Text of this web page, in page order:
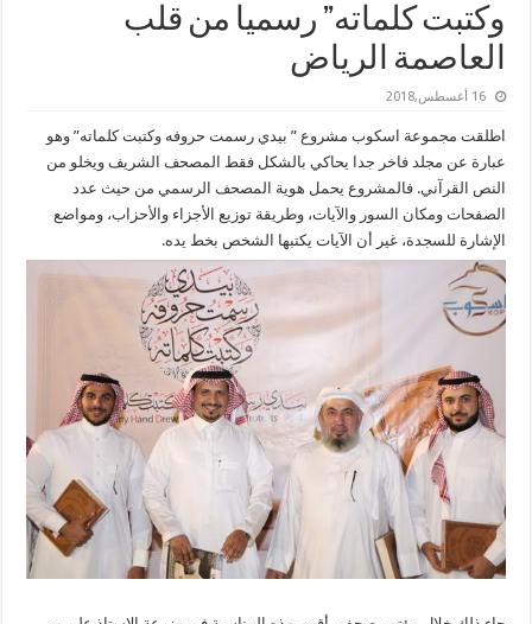
وكتبت كلماته” رسميا من قلب
العاصمة الرياض
16 أغسطس,2018
اطلقت مجموعة اسكوب مشروع ” بيدي رسمت حروفه وكتبت كلماته” وهو
عبارة عن مجلد فاخر جدا يحاكي بالشكل فقط المصحف الشريف ويخلو من
النص القرآني. فالمشروع يحمل هوية المصحف الرسمي من حيث عدد
الصفحات ومكان السور والآيات، وطريقة توزيع الأجزاء والأحزاب، ومواضع
الإشارة للسجدة، غير أن الآيات يكتبها الشخص بخط يده.